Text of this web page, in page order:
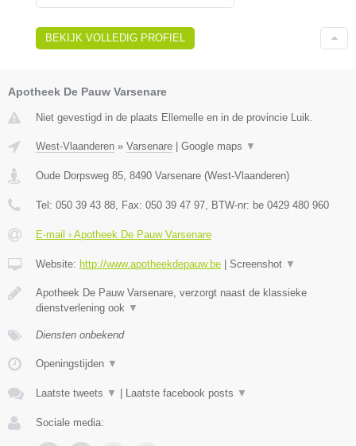
BEKIJK VOLLEDIG PROFIEL
Apotheek De Pauw Varsenare
Niet gevestigd in de plaats Ellemelle en in de provincie Luik.
West-Vlaanderen » Varsenare Google maps ▼
Oude Dorpsweg 85 8490 Varsenare (West-Vlaanderen)
Tel: 050 39 43 88 , Fax: 050 39 47 97 , BTW-nr: be 0429 480 960
E-mail › Apotheek De Pauw Varsenare
Website: http://www.apotheekdepauw.be Screenshot ▼
Apotheek De Pauw Varsenare, verzorgt naast de klassieke
dienstverlening ook ▼
Diensten onbekend
Openingstijden ▼
Laatste tweets ▼ Laatste facebook posts ▼
Sociale media: